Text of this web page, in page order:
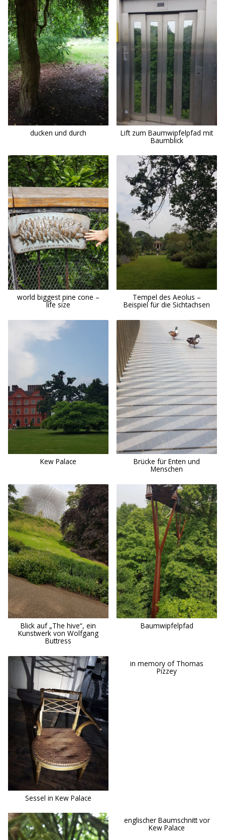
ducken und durch Lift zum Baumwipfelpfad mit
Baumblick
world biggest pine cone –
life size
Tempel des Aeolus –
Beispiel für die Sichtachsen
Kew Palace Brücke für Enten und
Menschen
Blick auf „The hive“, ein
Kunstwerk von Wolfgang
Buttress
Baumwipfelpfad
Sessel in Kew Palace
in memory of Thomas
Pizzey
englischer Baumschnitt vor
Kew Palace